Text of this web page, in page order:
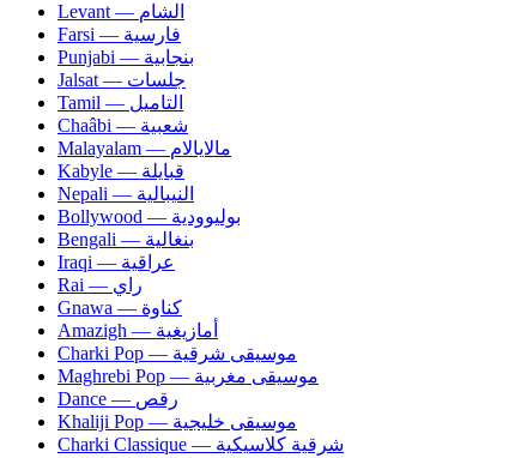
Levant — الشام
Farsi — فارسية
Punjabi — بنجابية
Jalsat — جلسات
Tamil — التاميل
Chaâbi — شعبية
Malayalam — مالايالام
Kabyle — قبايلة
Nepali — النيبالية
Bollywood — بوليوودية
Bengali — بنغالية
Iraqi — عراقية
Rai — راي
Gnawa — كناوة
Amazigh — أمازيغية
Charki Pop — موسيقى شرقية
Maghrebi Pop — موسيقى مغربية
Dance — رقص
Khaliji Pop — موسيقى خليجية
Charki Classique — شرقية كلاسيكية